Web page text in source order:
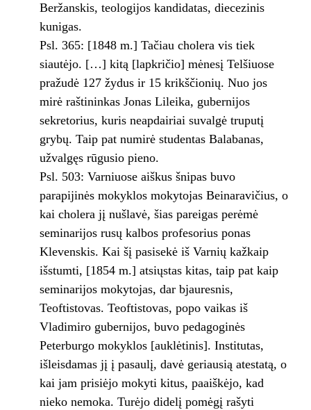
Beržanskis, teologijos kandidatas, diecezinis
kunigas.
Psl. 365: [1848 m.] Tačiau cholera vis tiek
siautėjo. […] kitą [lapkričio] mėnesį Telšiuose
pražudė 127 žydus ir 15 krikščionių. Nuo jos
mirė raštininkas Jonas Lileika, gubernijos
sekretorius, kuris neapdairiai suvalgė truputį
grybų. Taip pat numirė studentas Balabanas,
užvalgęs rūgusio pieno.
Psl. 503: Varniuose aiškus šnipas buvo
parapijinės mokyklos mokytojas Beinaravičius, o
kai cholera jį nušlavė, šias pareigas perėmė
seminarijos rusų kalbos profesorius ponas
Klevenskis. Kai šį pasisekė iš Varnių kažkaip
išstumti, [1854 m.] atsiųstas kitas, taip pat kaip
seminarijos mokytojas, dar bjauresnis,
Teoftistovas. Teoftistovas, popo vaikas iš
Vladimiro gubernijos, buvo pedagoginės
Peterburgo mokyklos [auklėtinis]. Institutas,
išleisdamas jį į pasaulį, davė geriausią atestatą, o
kai jam prisiėjo mokyti kitus, paaiškėjo, kad
nieko nemoka. Turėjo didelį pomėgį rašyti